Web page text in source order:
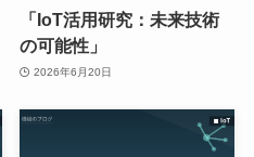
「IoT活用研究：未来技術
の可能性」
2026年6月20日